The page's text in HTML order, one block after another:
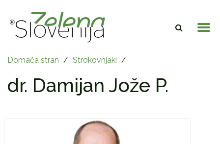
Domača stran / Strokovnjaki /
dr. Damijan Jože P.